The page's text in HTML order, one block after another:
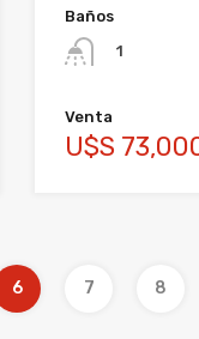
Baños
1
Venta
U$S
6 7 8